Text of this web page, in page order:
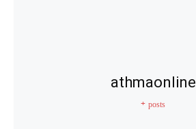
athmaonline
+ posts